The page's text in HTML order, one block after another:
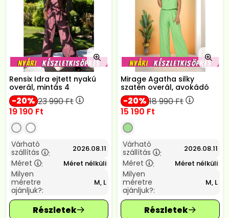
Rensix Idra ejtett nyakú
overál, mintás 4
20 23 990Ft
19 190 Ft
Várható
szállítás
: 2026.08.11
Méret : Méret nélküli
Milyen
méretre
ajánljuk?:
M, L
Mirage Agatha silky
szatén overál, avokádó
20 18 990Ft
15 190 Ft
Várható
szállítás
: 2026.08.11
Méret : Méret nélküli
Milyen
méretre
ajánljuk?:
M, L